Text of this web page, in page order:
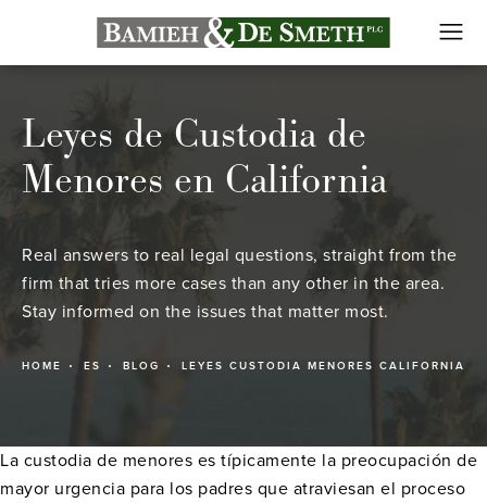
Leyes de Custodia de
Menores en California
Real answers to real legal questions, straight from the
firm that tries more cases than any other in the area.
Stay informed on the issues that matter most.
HOME ES BLOG LEYES CUSTODIA MENORES CALIFORNIA
La custodia de menores es típicamente la preocupación de
mayor urgencia para los padres que atraviesan el proceso